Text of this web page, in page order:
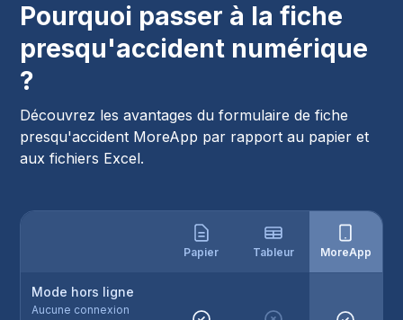
Pourquoi passer à la fiche
presqu'accident numérique
?
Découvrez les avantages du formulaire de fiche
presqu'accident MoreApp par rapport au papier et
aux fichiers Excel.
Papier Tableur MoreApp
Mode hors ligne
Aucune connexion